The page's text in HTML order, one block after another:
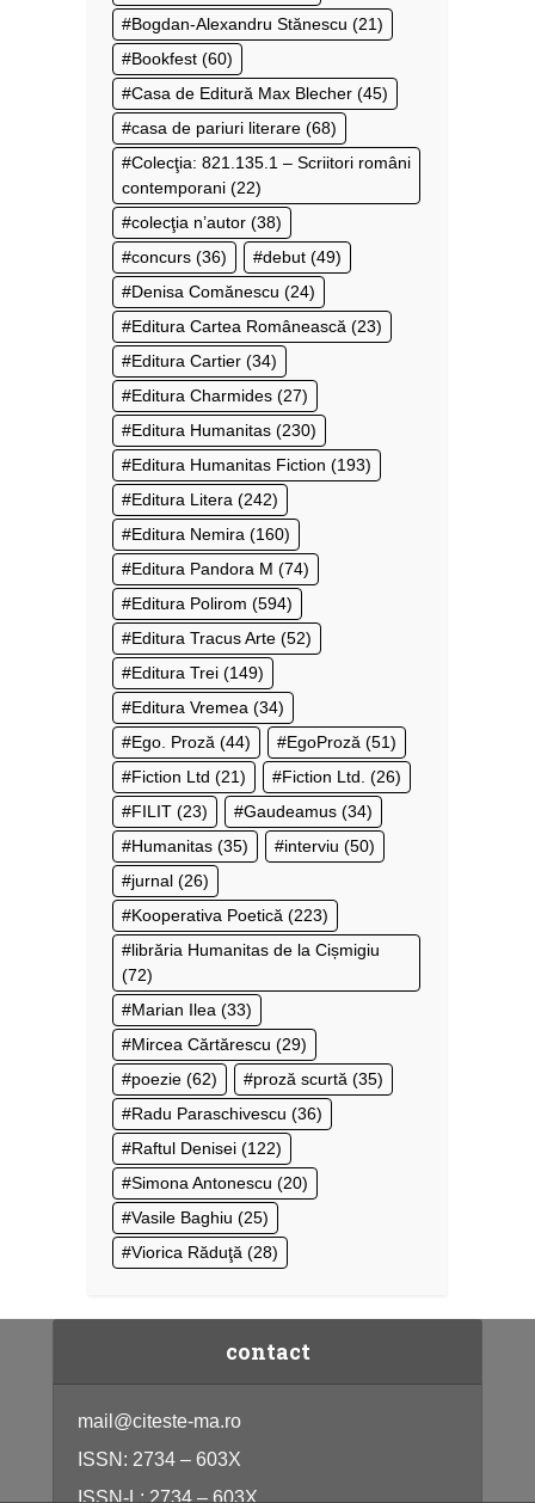
Bogdan-Alexandru Stănescu (21)
Bookfest (60)
Casa de Editură Max Blecher (45)
casa de pariuri literare (68)
Colecţia: 821.135.1 – Scriitori români
contemporani (22)
colecţia n’autor (38)
concurs (36) debut (49)
Denisa Comănescu (24)
Editura Cartea Românească (23)
Editura Cartier (34)
Editura Charmides (27)
Editura Humanitas (230)
Editura Humanitas Fiction (193)
Editura Litera (242)
Editura Nemira (160)
Editura Pandora M (74)
Editura Polirom (594)
Editura Tracus Arte (52)
Editura Trei (149)
Editura Vremea (34)
Ego. Proză (44) EgoProză (51)
Fiction Ltd (21) Fiction Ltd. (26)
FILIT (23) Gaudeamus (34)
Humanitas (35) interviu (50)
jurnal (26)
Kooperativa Poetică (223)
librăria Humanitas de la Cișmigiu
(72)
Marian Ilea (33)
Mircea Cărtărescu (29)
poezie (62) proză scurtă (35)
Radu Paraschivescu (36)
Raftul Denisei (122)
Simona Antonescu (20)
Vasile Baghiu (25)
Viorica Răduţă (28)
contact
mail@citeste-ma.ro
ISSN: 2734 – 603X
ISSN-L: 2734 – 603X